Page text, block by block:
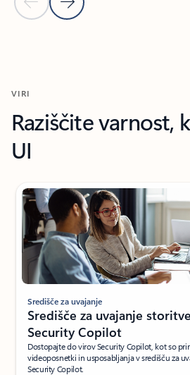
Prejšnji diapozitivNaslednji diapozitiv
VIRI
Raziščite varnost,
UI
Središče za uvajanje
Središče za uvajanje storitve
Security Copilot
Dostopajte do virov Security Copilot, kot so
videoposnetki in usposabljanja v središču za
Security Copilot.